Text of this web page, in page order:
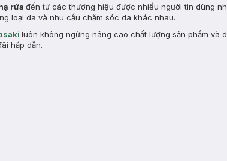
rửa đến từ các thương hiệu được nhiều người tin dùng
loại da và nhu cầu chăm sóc da khác nhau.
luôn không ngừng nâng cao chất lượng sản phẩm và
hấp dẫn.